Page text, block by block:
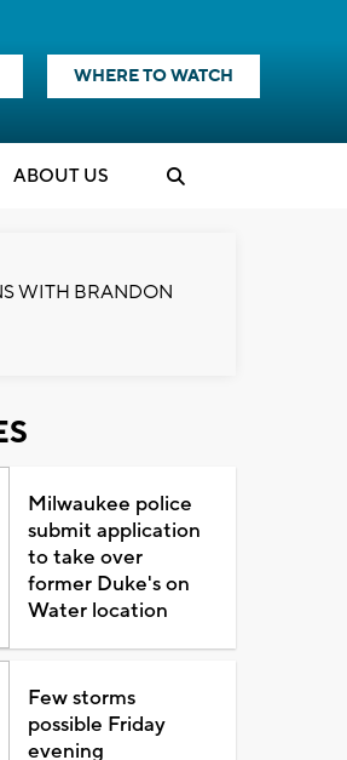
WHERE TO WATCH
ABOUT US
WITH BRANDON
Milwaukee police
submit application
to take over
former Duke's on
Water location
Few storms
possible Friday
evening